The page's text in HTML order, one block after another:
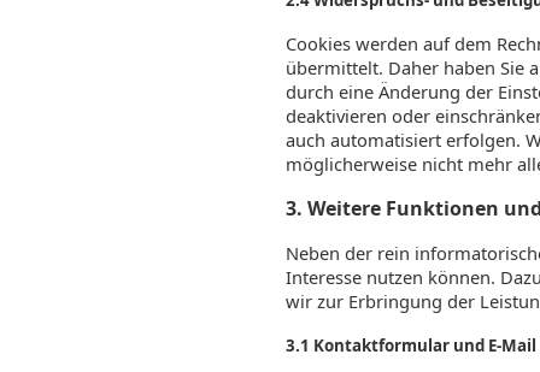
Cookies werden auf dem
übermittelt. Daher haben Sie
durch eine Änderung der
deaktivieren oder
auch automatisiert erfolgen.
möglicherweise nicht mehr
3. Weitere Funktionen
Neben der rein
Interesse nutzen können.
wir zur Erbringung der
3.1 Kontaktformular und E-